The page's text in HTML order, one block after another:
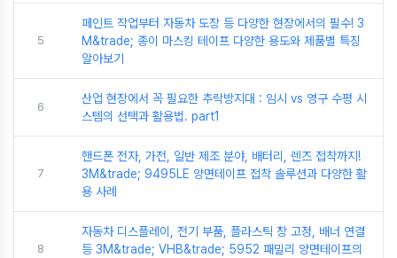
5
페인트 작업부터 자동차 도장 등 다양한 현장에서의 필수! 3
M&trade; 종이 마스킹 테이프 다양한 용도와 제품별 특징
알아보기
6
산업 현장에서 꼭 필요한 추락방지대 : 임시 vs 영구 수평 시
스템의 선택과 활용법. part1
7
핸드폰 전자, 가전, 일반 제조 분야, 배터리, 렌즈 접착까지!
3M&trade; 9495LE 양면테이프 접착 솔루션과 다양한 활
용 사례
8
자동차 디스플레이, 전기 부품, 플라스틱 창 고정, 배너 연결
등 3M&trade; VHB&trade; 5952 패밀리 양면테이프의